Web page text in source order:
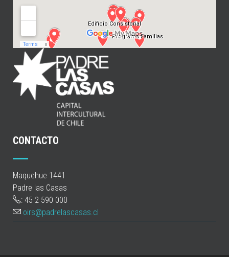
CONTACTO
Maquehue 1441
Padre las Casas
: 45 2 590 000
oirs@padrelascasas.cl